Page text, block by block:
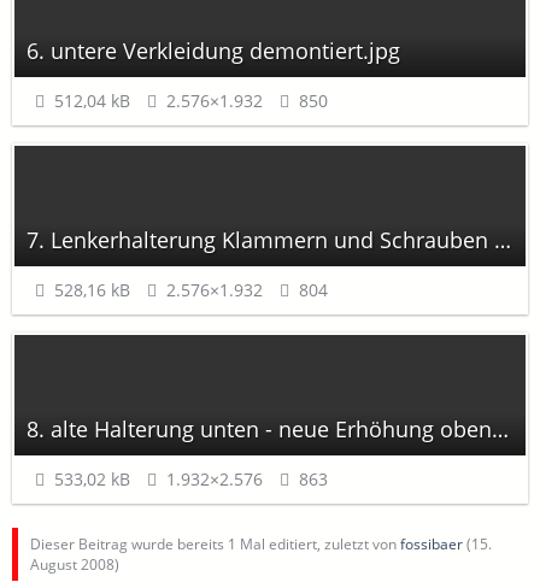
6. untere Verkleidung demontiert.jpg
512,04 kB 2.576×1.932 850
7. Lenkerhalterung Klammern und Schrauben entfernt.jpg
528,16 kB 2.576×1.932 804
8. alte Halterung unten - neue Erhöhung oben.jpg
533,02 kB 1.932×2.576 863
Dieser Beitrag wurde bereits 1 Mal editiert, zuletzt vonfossibaer(15.
August 2008)